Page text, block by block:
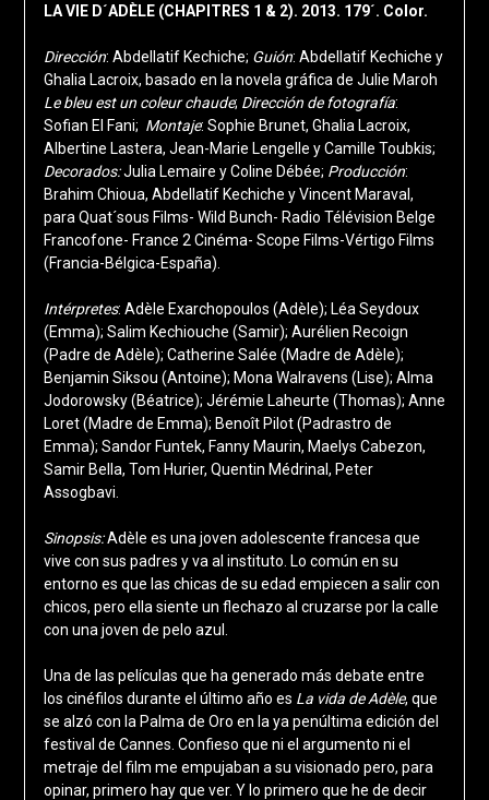
LA VIE D´ADÈLE (CHAPITRES 1 & 2). 2013. 179´. Color.
Dirección: Abdellatif Kechiche; Guión: Abdellatif Kechiche y
Ghalia Lacroix, basado en la novela gráfica de Julie Maroh
Le bleu est un coleur chaude; Dirección de fotografía:
Sofian El Fani; Montaje: Sophie Brunet, Ghalia Lacroix,
Albertine Lastera, Jean-Marie Lengelle y Camille Toubkis;
Decorados:Julia Lemaire y Coline Débée; Producción:
Brahim Chioua, Abdellatif Kechiche y Vincent Maraval,
para Quat´sous Films- Wild Bunch- Radio Télévision Belge
Francofone- France 2 Cinéma- Scope Films-Vértigo Films
(Francia-Bélgica-España).
Intérpretes: Adèle Exarchopoulos (Adèle); Léa Seydoux
(Emma); Salim Kechiouche (Samir); Aurélien Recoign
(Padre de Adèle); Catherine Salée (Madre de Adèle);
Benjamin Siksou (Antoine); Mona Walravens (Lise); Alma
Jodorowsky (Béatrice); Jérémie Laheurte (Thomas); Anne
Loret (Madre de Emma); Benoît Pilot (Padrastro de
Emma); Sandor Funtek, Fanny Maurin, Maelys Cabezon,
Samir Bella, Tom Hurier, Quentin Médrinal, Peter
Assogbavi.
Sinopsis:Adèle es una joven adolescente francesa que
vive con sus padres y va al instituto. Lo común en su
entorno es que las chicas de su edad empiecen a salir con
chicos, pero ella siente un flechazo al cruzarse por la calle
con una joven de pelo azul.
Una de las películas que ha generado más debate entre
los cinéfilos durante el último año es La vida de Adèle, que
se alzó con la Palma de Oro en la ya penúltima edición del
festival de Cannes. Confieso que ni el argumento ni el
metraje del film me empujaban a su visionado pero, para
opinar, primero hay que ver. Y lo primero que he de decir